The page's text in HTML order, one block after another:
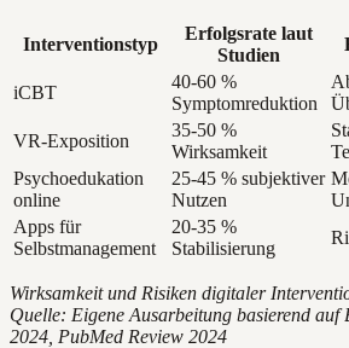
Interventionstyp
Erfolgsrate laut
Studien
iCBT
40-60 %
Symptomreduktion
VR-Exposition
35-50 %
Wirksamkeit
Psychoedukation
online
25-45 % subjektiver
Nutzen
Apps für
Selbstmanagement
20-35 %
Stabilisierung
Wirksamkeit und Risiken digitaler
Quelle: Eigene Ausarbeitung basierend auf
2024, PubMed Review 2024